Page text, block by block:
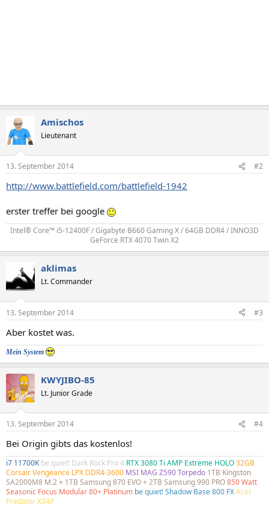
Amischos
Lieutenant
13. September 2014 #2
http://www.battlefield.com/battlefield-1942
erster treffer bei google
Intel® Core™ i5-12400F / Gigabyte B660 Gaming X / 64GB DDR4 / INNO3D
GeForce RTX 4070 Twin X2​
aklimas
Lt. Commander
13. September 2014 #3
Aber kostet was.
Mein System
KWYJIBO-85
Lt. Junior Grade
13. September 2014 #4
Bei Origin gibts das kostenlos!
i7 11700K be quiet! Dark Rock Pro 4 RTX 3080 Ti AMP Extreme HOLO32GB
Corsair Vengeance LPX DDR4-3600 MSI MAG Z590 Torpedo 1TB Kingston
SA2000M8 M.2 + 1TB Samsung 870 EVO + 2TB Samsung 990 PRO850 Watt
Seasonic Focus Modular 80+ Platinum be quiet! Shadow Base 800 FXAcer
Predator X34P